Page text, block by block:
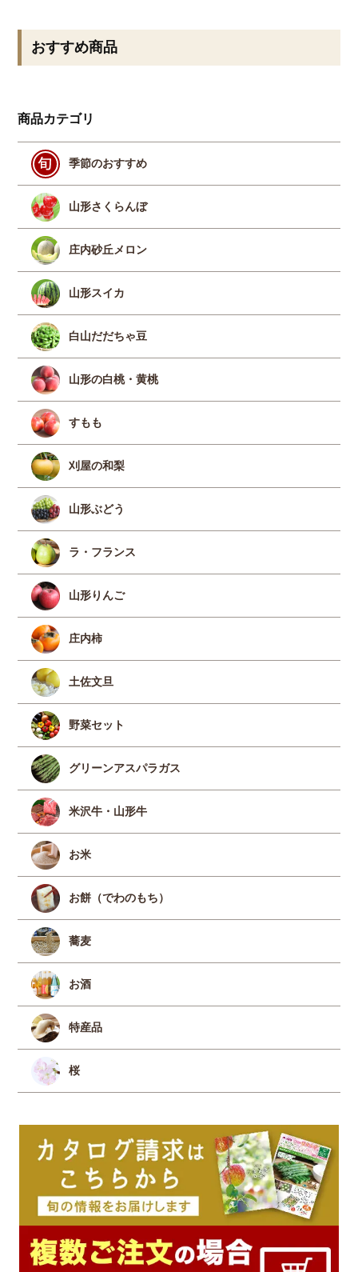
おすすめ商品
商品カテゴリ
季節のおすすめ
山形さくらんぼ
庄内砂丘メロン
山形スイカ
白山だだちゃ豆
山形の白桃・黄桃
すもも
刈屋の和梨
山形ぶどう
ラ・フランス
山形りんご
庄内柿
土佐文旦
野菜セット
グリーンアスパラガス
米沢牛・山形牛
お米
お餅（でわのもち）
蕎麦
お酒
特産品
桜